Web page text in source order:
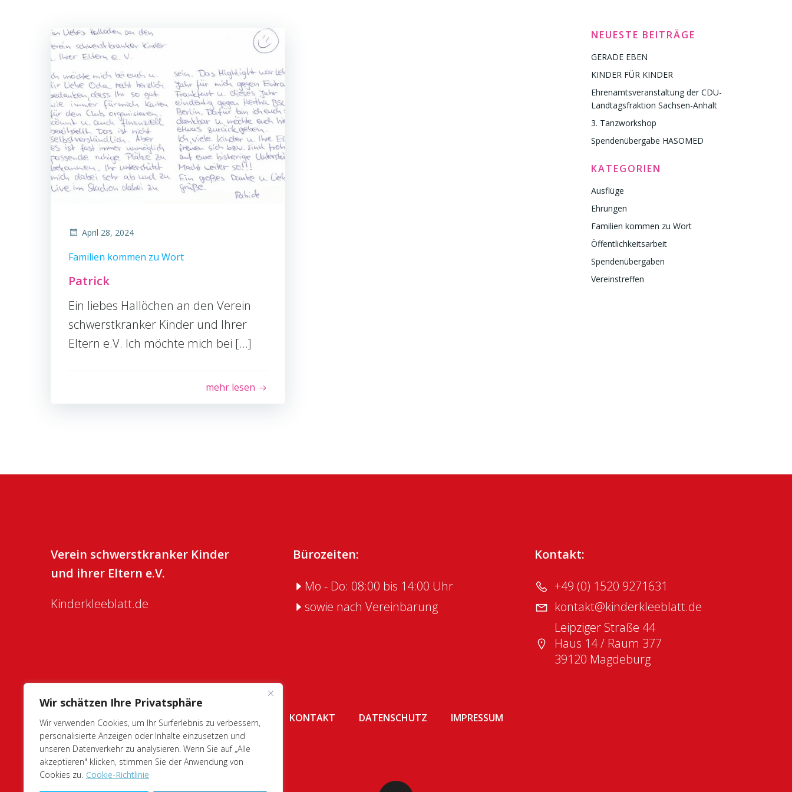
Wir schätzen Ihre Privatsphäre
Wir verwenden Cookies, um Ihr Surferlebnis zu verbessern,
personalisierte Anzeigen oder Inhalte einzusetzen und
unseren Datenverkehr zu analysieren. Wenn Sie auf „Alle
akzeptieren" klicken, stimmen Sie der Anwendung von
Cookies zu. Cookie-Richtlinie
April 28, 2024
Familien kommen zu Wort
Patrick
Ein liebes Hallöchen an den Verein
schwerstkranker Kinder und Ihrer
Eltern e.V. Ich möchte mich bei […]
mehr lesen
NEUESTE BEITRÄGE
GERADE EBEN
KINDER FÜR KINDER
Ehrenamtsveranstaltung der CDU-
Landtagsfraktion Sachsen-Anhalt
3. Tanzworkshop
Spendenübergabe HASOMED
KATEGORIEN
Ausflüge
Ehrungen
Familien kommen zu Wort
Öffentlichkeitsarbeit
Spendenübergaben
Vereinstreffen
Verein schwerstkranker Kinder
und ihrer Eltern e.V.
Kinderkleeblatt.de
Bürozeiten:
Mo - Do: 08:00 bis 14:00 Uhr
sowie nach Vereinbarung
Kontakt:
+49 (0) 1520 9271631
kontakt@kinderkleeblatt.de
Leipziger Straße 44
Haus 14 / Raum 377
39120 Magdeburg
KONTAKT DATENSCHUTZ IMPRESSUM